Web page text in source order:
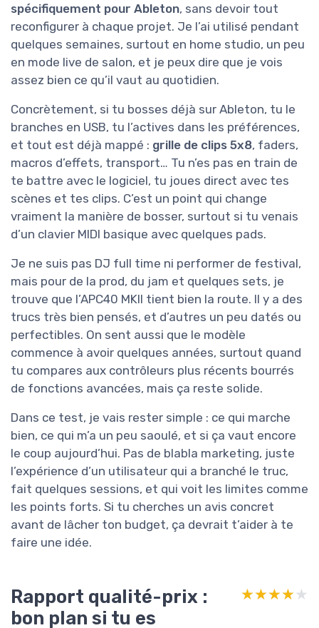
spécifiquement pour Ableton, sans devoir tout
reconfigurer à chaque projet. Je l’ai utilisé pendant
quelques semaines, surtout en home studio, un peu
en mode live de salon, et je peux dire que je vois
assez bien ce qu’il vaut au quotidien.
Concrètement, si tu bosses déjà sur Ableton, tu le
branches en USB, tu l’actives dans les préférences,
et tout est déjà mappé : grille de clips 5x8, faders,
macros d’effets, transport… Tu n’es pas en train de
te battre avec le logiciel, tu joues direct avec tes
scènes et tes clips. C’est un point qui change
vraiment la manière de bosser, surtout si tu venais
d’un clavier MIDI basique avec quelques pads.
Je ne suis pas DJ full time ni performer de festival,
mais pour de la prod, du jam et quelques sets, je
trouve que l’APC40 MKII tient bien la route. Il y a des
trucs très bien pensés, et d’autres un peu datés ou
perfectibles. On sent aussi que le modèle
commence à avoir quelques années, surtout quand
tu compares aux contrôleurs plus récents bourrés
de fonctions avancées, mais ça reste solide.
Dans ce test, je vais rester simple : ce qui marche
bien, ce qui m’a un peu saoulé, et si ça vaut encore
le coup aujourd’hui. Pas de blabla marketing, juste
l’expérience d’un utilisateur qui a branché le truc,
fait quelques sessions, et qui voit les limites comme
les points forts. Si tu cherches un avis concret
avant de lâcher ton budget, ça devrait t’aider à te
faire une idée.
Rapport qualité-prix :
bon plan si tu es
★★★★★
★★★★★